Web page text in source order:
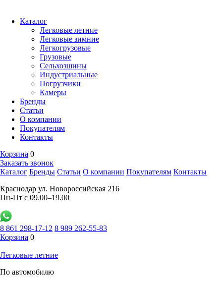
Каталог
Легковые летние
Легковые зимние
Легкогрузовые
Грузовые
Сельхозшины
Индустриальные
Погрузчики
Камеры
Бренды
Статьи
О компании
Покупателям
Контакты
Корзина 0
Заказать звонок
Каталог Бренды Статьи О компании Покупателям Контакты
Краснодар ул. Новороссийская 216
Пн-Пт с 09.00–19.00
8 861 298-17-12 8 989 262-55-83
Корзина 0
Легковые летние
По автомобилю